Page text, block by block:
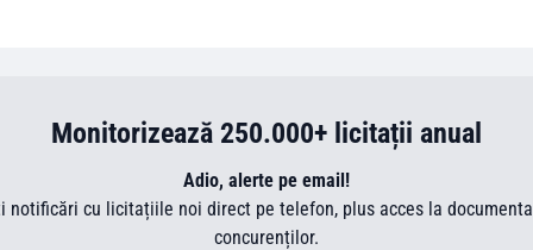
Monitorizează 250.000+ licitații anual
Adio, alerte pe email!
notificări cu licitațiile noi direct pe telefon, plus acces la
concurenților.